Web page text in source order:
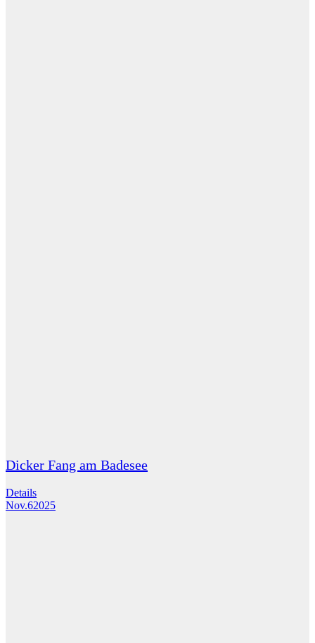
Dicker Fang am Badesee
Details
Nov.62025